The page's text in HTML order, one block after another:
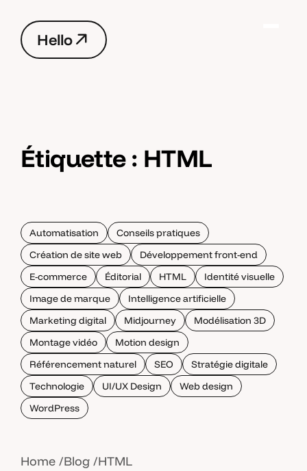
Hello
Hello
Étiquette : HTML
Automatisation
Conseils pratiques
Création de site web
Développement front-end
E-commerce
Éditorial HTML
Identité visuelle
Image de marque
Intelligence artificielle
Marketing digital
Midjourney
Modélisation 3D
Montage vidéo
Motion design
Référencement naturel
SEO
Stratégie digitale
Technologie
UI/UX Design
Web design
WordPress
Home Blog HTML